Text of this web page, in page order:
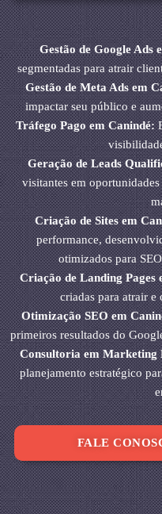
Gestão de Google Ads
segmentadas para atrair
Gestão de Meta Ads em
impactar seu público e
Tráfego Pago em Canindé:
Geração de Leads
visitantes em
Criação de Sites em
performance,
otimizados para
Criação de Landing Pages
criadas para atrair e
Otimização SEO em
primeiros resultados do
Consultoria em Marketing
planejamento estratégico
FALE